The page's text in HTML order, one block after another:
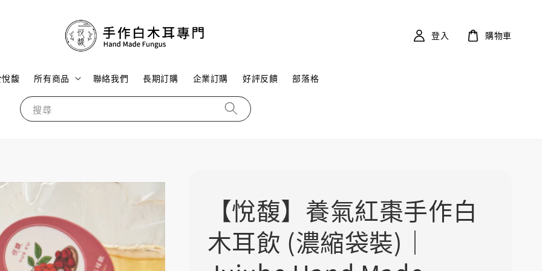
搜尋
馥 所有商品 聯絡我們 長期訂購 企業訂購 好評反饋 部落格
登入 購物車
【悅馥】養氣紅棗手作白
木耳飲 (濃縮袋裝)｜